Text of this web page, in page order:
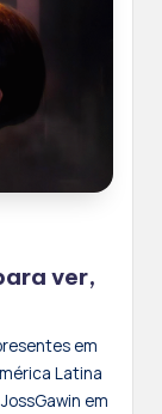
ver,
em
Latina
em